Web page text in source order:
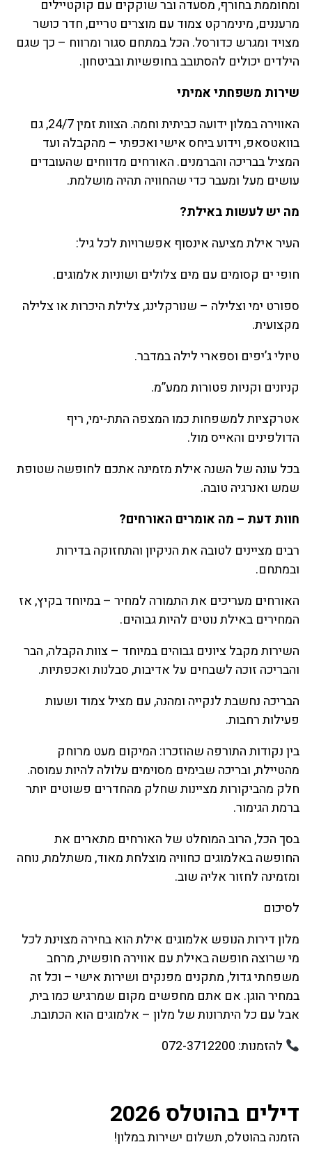
ומחוממת בחורף, מסעדה ובר שוקקים עם קוקטיילים
מרעננים, מינימרקט צמוד עם מוצרים טריים, חדר כושר
מצויד ומגרש כדורסל. הכל במתחם סגור ומרווח – כך שגם
הילדים יכולים להסתובב בחופשיות ובביטחון.
שירות משפחתי אמיתי
האווירה במלון ידועה כביתית וחמה. הצוות זמין 24/7, גם
בוואטסאפ, וידוע ביחס אישי ואכפתי – מהקבלה ועד
המציל בבריכה והברמנים. האורחים מדווחים שהעובדים
עושים מעל ומעבר כדי שהחוויה תהיה מושלמת.
מה יש לעשות באילת?
העיר אילת מציעה אינסוף אפשרויות לכל גיל:
חופי ים קסומים עם מים צלולים ושוניות אלמוגים.
ספורט ימי וצלילה – שנורקלינג, צלילת היכרות או צלילה
מקצועית.
טיולי ג’יפים וספארי לילה במדבר.
קניונים וקניות פטורות ממע”מ.
אטרקציות למשפחות כמו המצפה התת-ימי, ריף
הדולפינים והאייס מול.
בכל עונה של השנה אילת מזמינה אתכם לחופשה שטופת
שמש ואנרגיה טובה.
חוות דעת – מה אומרים האורחים?
רבים מציינים לטובה את הניקיון והתחזוקה בדירות
ובמתחם.
האורחים מעריכים את התמורה למחיר – במיוחד בקיץ, אז
המחירים באילת נוטים להיות גבוהים.
השירות מקבל ציונים גבוהים במיוחד – צוות הקבלה, הבר
והבריכה זוכה לשבחים על אדיבות, סבלנות ואכפתיות.
הבריכה נחשבת לנקייה ומהנה, עם מציל צמוד ושעות
פעילות רחבות.
בין נקודות התורפה שהוזכרו: המיקום מעט מרוחק
מהטיילת, ובריכה שבימים מסוימים עלולה להיות עמוסה.
חלק מהביקורות מציינות שחלק מהחדרים פשוטים יותר
ברמת הגימור.
בסך הכל, הרוב המוחלט של האורחים מתארים את
החופשה באלמוגים כחוויה מוצלחת מאוד, משתלמת, נוחה
ומזמינה לחזור אליה שוב.
לסיכום
מלון דירות הנופש אלמוגים אילת הוא בחירה מצוינת לכל
מי שרוצה חופשה באילת עם אווירה חופשית, מרחב
משפחתי גדול, מתקנים מפנקים ושירות אישי – וכל זה
במחיר הוגן. אם אתם מחפשים מקום שמרגיש כמו בית,
אבל עם כל היתרונות של מלון – אלמוגים הוא הכתובת.
להזמנות: 072-3712200
דילים בהוטלס 2026
הזמנה בהוטלס, תשלום ישירות במלון!